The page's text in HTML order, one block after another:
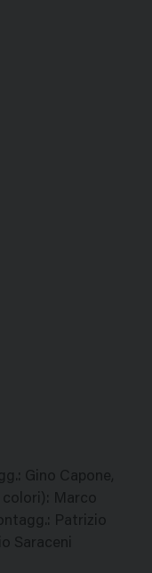
Gino Capone,
colori): Marco
Patrizio
Saraceni